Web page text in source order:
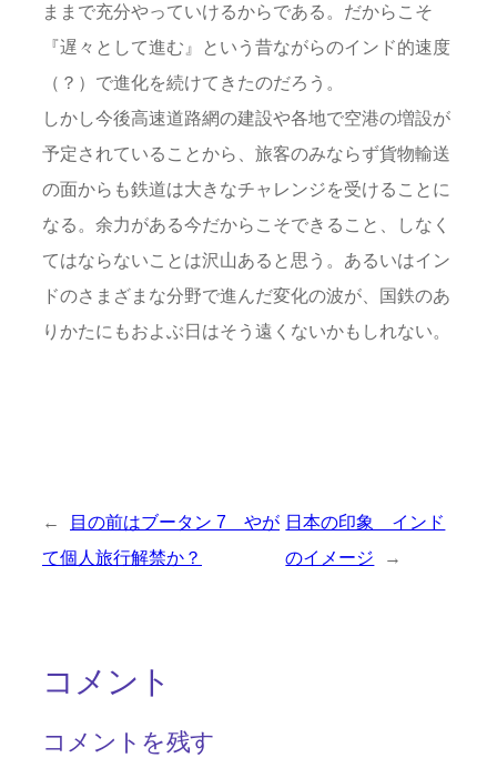
ままで充分やっていけるからである。だからこそ
『遅々として進む』という昔ながらのインド的速度
（？）で進化を続けてきたのだろう。
しかし今後高速道路網の建設や各地で空港の増設が
予定されていることから、旅客のみならず貨物輸送
の面からも鉄道は大きなチャレンジを受けることに
なる。余力がある今だからこそできること、しなく
てはならないことは沢山あると思う。あるいはイン
ドのさまざまな分野で進んだ変化の波が、国鉄のあ
りかたにもおよぶ日はそう遠くないかもしれない。
←
目の前はブータン 7 やが
て個人旅行解禁か？
日本の印象 インド
のイメージ
→
コメント
コメントを残す